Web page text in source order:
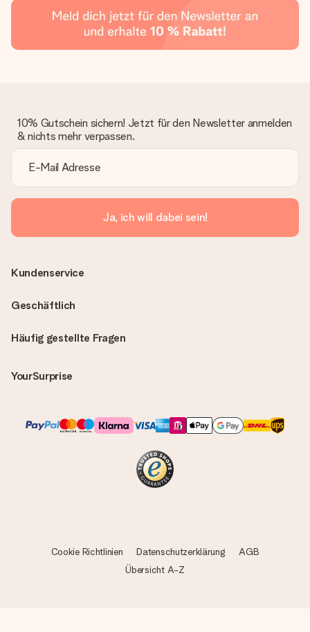
10% Gutschein sichern! Jetzt für den Newsletter anmelden
& nichts mehr verpassen.
Ja, ich will dabei sein!
Häufig gestellte Fragen
YourSurprise
Kundenservice
Geschäftlich
Cookie Richtlinien Datenschutzerklärung
AGB
Übersicht A-Z